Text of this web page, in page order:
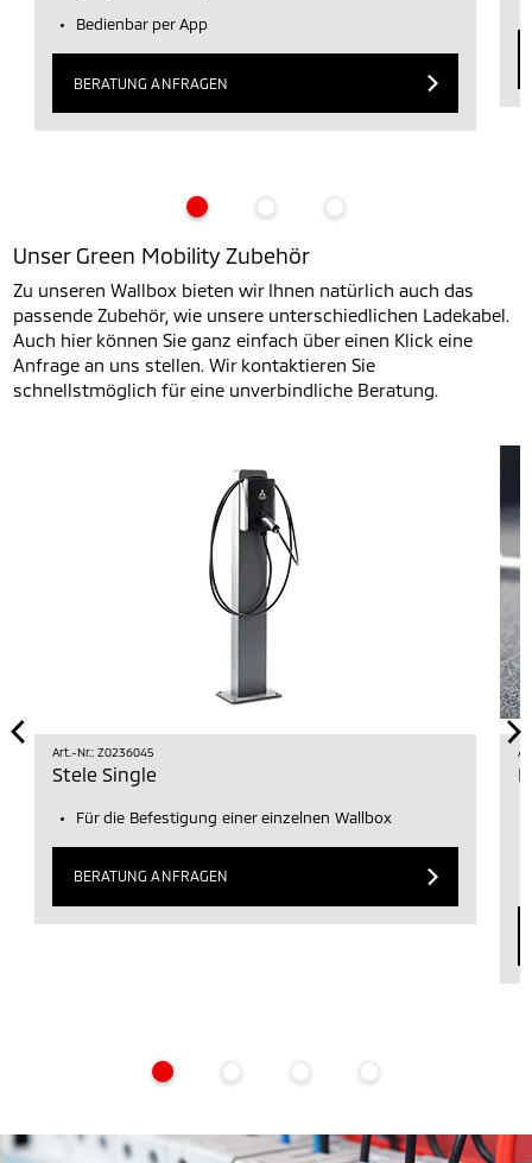
Bedienbar per App
BERATUNG ANFRAGEN
Unser Green Mobility Zubehör
Zu unseren Wallbox bieten wir Ihnen natürlich auch das
passende Zubehör, wie unsere unterschiedlichen Ladekabel.
Auch hier können Sie ganz einfach über einen Klick eine
Anfrage an uns stellen. Wir kontaktieren Sie
schnellstmöglich für eine unverbindliche Beratung.
Art.-Nr.: Z0236045
Stele Single
Für die Befestigung einer einzelnen Wallbox
BERATUNG ANFRAGEN